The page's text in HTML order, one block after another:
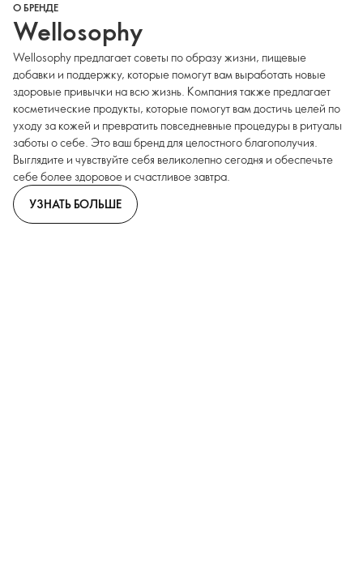
О БРЕНДЕ
Wellosophy
Wellosophy предлагает советы по образу жизни, пищевые
добавки и поддержку, которые помогут вам выработать новые
здоровые привычки на всю жизнь. Компания также предлагает
косметические продукты, которые помогут вам достичь целей по
уходу за кожей и превратить повседневные процедуры в ритуалы
заботы о себе. Это ваш бренд для целостного благополучия.
Выглядите и чувствуйте себя великолепно сегодня и обеспечьте
себе более здоровое и счастливое завтра.
УЗНАТЬ БОЛЬШЕ